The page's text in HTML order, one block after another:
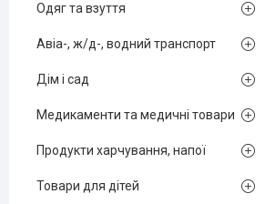
Одяг та взуття
Авіа-, ж/д-, водний транспорт
Дім і сад
Медикаменти та медичні товари
Продукти харчування, напої
Товари для дітей